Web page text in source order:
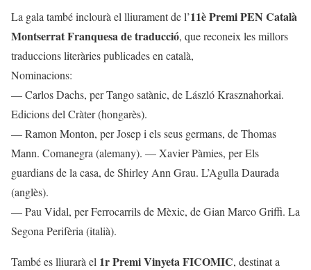
La gala també inclourà el lliurament de l’11è Premi PEN Català
Montserrat Franquesa de traducció, que reconeix les millors
traduccions literàries publicades en català,
Nominacions:
— Carlos Dachs, per Tango satànic, de László Krasznahorkai.
Edicions del Cràter (hongarès).
— Ramon Monton, per Josep i els seus germans, de Thomas
Mann. Comanegra (alemany). — Xavier Pàmies, per Els
guardians de la casa, de Shirley Ann Grau. L’Agulla Daurada
(anglès).
— Pau Vidal, per Ferrocarrils de Mèxic, de Gian Marco Griffi. La
Segona Perifèria (italià).
També es lliurarà el 1r Premi Vinyeta FICOMIC, destinat a